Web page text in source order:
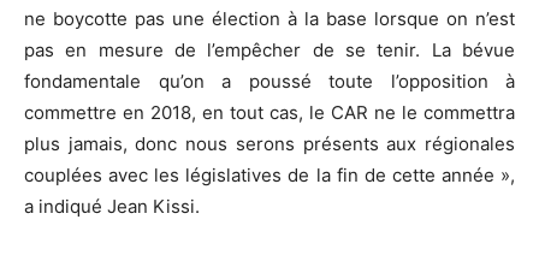
ne boycotte pas une élection à la base lorsque on n’est
pas en mesure de l’empêcher de se tenir. La bévue
fondamentale qu’on a poussé toute l’opposition à
commettre en 2018, en tout cas, le CAR ne le commettra
plus jamais, donc nous serons présents aux régionales
couplées avec les législatives de la fin de cette année »,
a indiqué Jean Kissi.